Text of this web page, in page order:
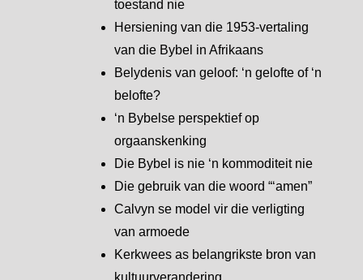
toestand nie
Hersiening van die 1953-vertaling
van die Bybel in Afrikaans
Belydenis van geloof: ‘n gelofte of ‘n
belofte?
‘n Bybelse perspektief op
orgaanskenking
Die Bybel is nie ‘n kommoditeit nie
Die gebruik van die woord “‘amen”
Calvyn se model vir die verligting
van armoede
Kerkwees as belangrikste bron van